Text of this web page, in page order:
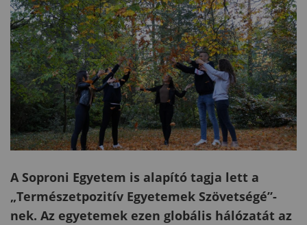
A Soproni Egyetem is alapító tagja lett a
„Természetpozitív Egyetemek Szövetségé”-
nek. Az egyetemek ezen globális hálózatát az